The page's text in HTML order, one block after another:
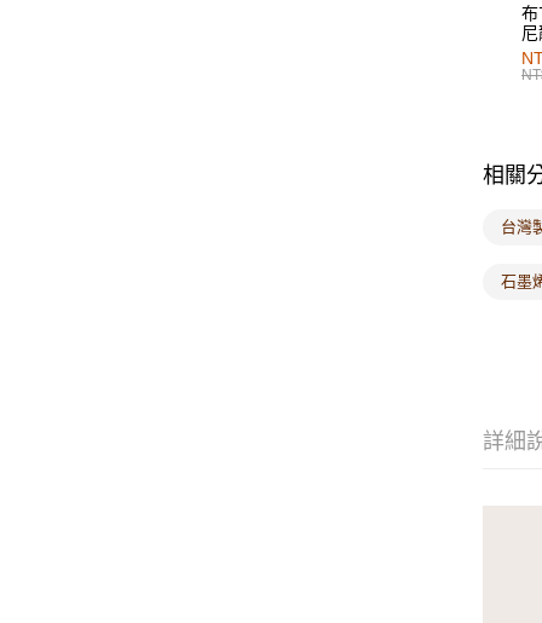
布
相關
台灣
石墨
詳細